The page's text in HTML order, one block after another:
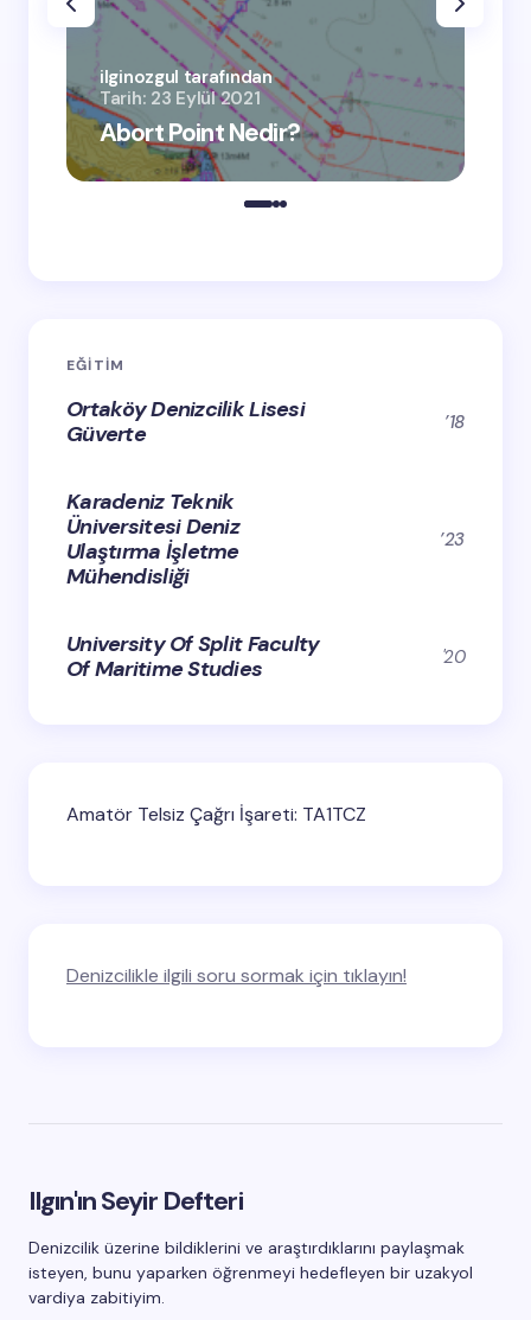
Abort Point Nedir?
ilginozgul tarafından
Tarih: 23 Eylül 2021
EĞİTİM
Ortaköy Denizcilik Lisesi
Güverte
’18
Karadeniz Teknik
Üniversitesi Deniz
Ulaştırma İşletme
Mühendisliği
’23
University Of Split Faculty
Of Maritime Studies
'20
Amatör Telsiz Çağrı İşareti: TA1TCZ
Denizcilikle ilgili soru sormak için tıklayın!
Ilgın'ın Seyir Defteri
Denizcilik üzerine bildiklerini ve araştırdıklarını paylaşmak
isteyen, bunu yaparken öğrenmeyi hedefleyen bir uzakyol
vardiya zabitiyim.